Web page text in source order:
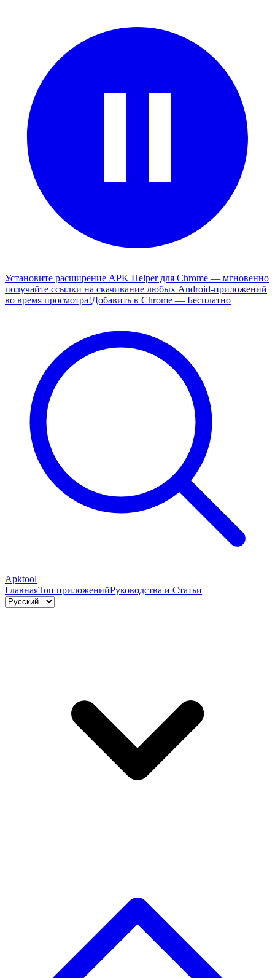
Установите расширение APK Helper для Chrome — мгновенно
получайте ссылки на скачивание любых Android-приложений
во время просмотра!Добавить в Chrome — Бесплатно
Apktool
ГлавнаяТоп приложенийРуководства и Статьи